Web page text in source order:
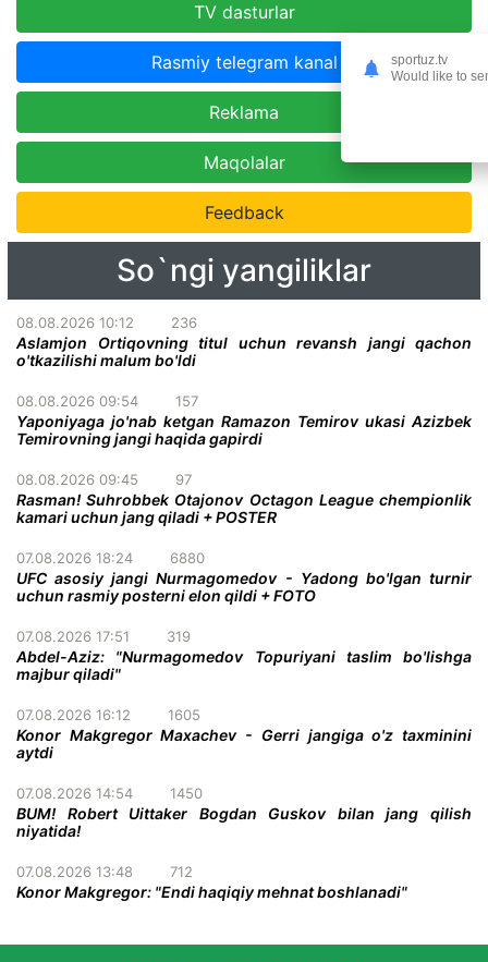
TV dasturlar
Rasmiy telegram kanal
Reklama
Maqolalar
Feedback
So`ngi yangiliklar
08.08.2026 10:12 236
Aslamjon Ortiqovning titul uchun revansh jangi qachon
o'tkazilishi malum bo'ldi
08.08.2026 09:54 157
Yaponiyaga jo'nab ketgan Ramazon Temirov ukasi Azizbek
Temirovning jangi haqida gapirdi
08.08.2026 09:45 97
Rasman! Suhrobbek Otajonov Octagon League chempionlik
kamari uchun jang qiladi + POSTER
07.08.2026 18:24 6880
UFC asosiy jangi Nurmagomedov - Yadong bo'lgan turnir
uchun rasmiy posterni elon qildi + FOTO
07.08.2026 17:51 319
Abdel-Aziz: "Nurmagomedov Topuriyani taslim bo'lishga
majbur qiladi"
07.08.2026 16:12 1605
Konor Makgregor Maxachev - Gerri jangiga o'z taxminini
aytdi
07.08.2026 14:54 1450
BUM! Robert Uittaker Bogdan Guskov bilan jang qilish
niyatida!
07.08.2026 13:48 712
Konor Makgregor: "Endi haqiqiy mehnat boshlanadi"
sportuz.tv
Would like to